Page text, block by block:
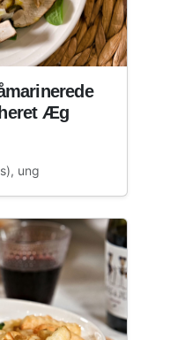
Æg
ung